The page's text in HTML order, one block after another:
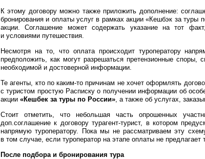
К этому договору можно также приложить дополнение:
бронирования и оплаты услуг в рамках акции «Кешбэк за туры
акции. Соглашение может содержать указание на тот
и условиями путешествия.
Несмотря на то, что оплата происходит туроператору
предположить, как могут разрешаться претензионные споры,
необходимой и достоверной информации.
Те агенты, кто по каким-то причинам не хочет оформлять
с туристом простую Расписку о получении информации об
акции «Кешбек за туры по России», а также об услугах,
Стоит отметить, что небольшая часть опрошенных
доп.соглашение к договору турагент-турист, в котором
напрямую туроператору. Пока мы не рассматриваем эту
в том случае, если туроператор на этапе оплаты не
После подбора и бронирования тура